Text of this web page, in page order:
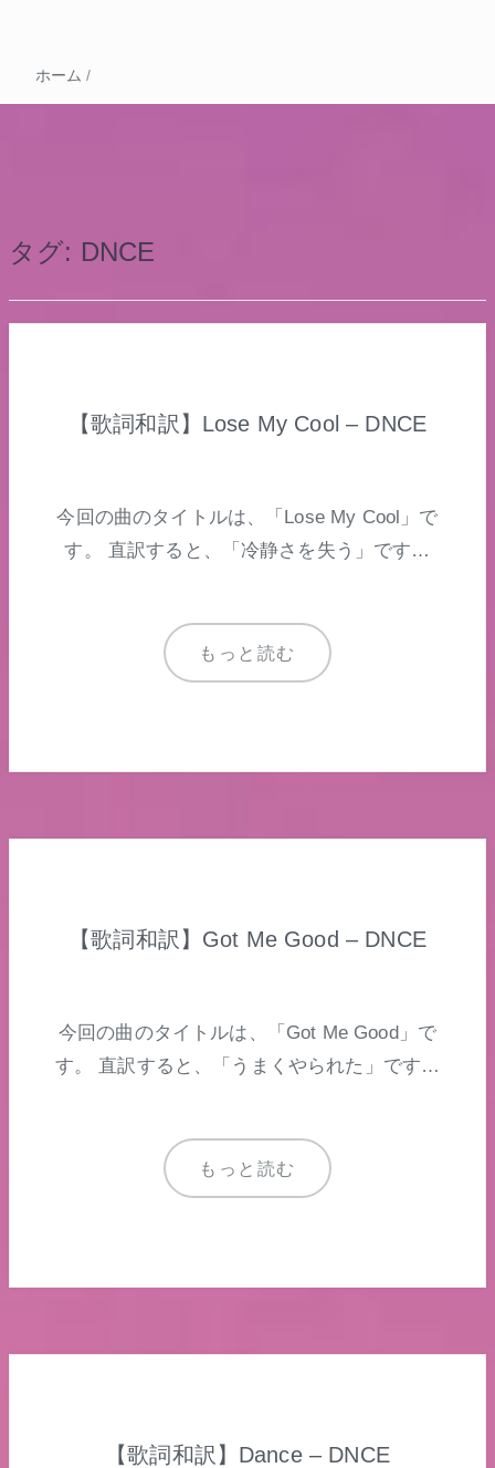
ホーム /
タグ: DNCE
【歌詞和訳】Lose My Cool – DNCE
今回の曲のタイトルは、「Lose My Cool」で
す。 直訳すると、「冷静さを失う」です…
もっと読む
【歌詞和訳】Got Me Good – DNCE
今回の曲のタイトルは、「Got Me Good」で
す。 直訳すると、「うまくやられた」です…
もっと読む
【歌詞和訳】Dance – DNCE